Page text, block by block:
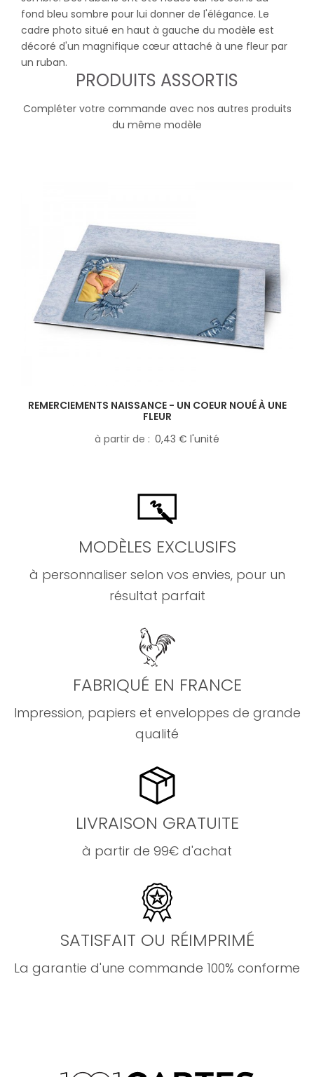
fond bleu sombre pour lui donner de l'élégance. Le
cadre photo situé en haut à gauche du modèle est
décoré d'un magnifique cœur attaché à une fleur par
un ruban.
PRODUITS ASSORTIS
Compléter votre commande avec nos autres produits
du même modèle
REMERCIEMENTS NAISSANCE - UN COEUR NOUÉ À UNE
FLEUR
à partir de
0,43 € l'unité
MODÈLES EXCLUSIFS
à personnaliser selon vos envies, pour un
résultat parfait
FABRIQUÉ EN FRANCE
Impression, papiers et enveloppes de grande
qualité
LIVRAISON GRATUITE
à partir de 99€ d'achat
SATISFAIT OU RÉIMPRIMÉ
La garantie d'une commande 100% conforme